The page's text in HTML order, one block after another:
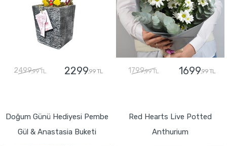
2499,99 TL 2299,99 TL 1799,99 TL 1699,99 TL
Doğum Günü Hediyesi Pembe
Gül & Anastasia Buketi
Red Hearts Live Potted
Anthurium